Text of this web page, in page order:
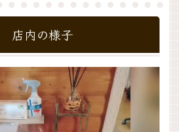
店内の様子